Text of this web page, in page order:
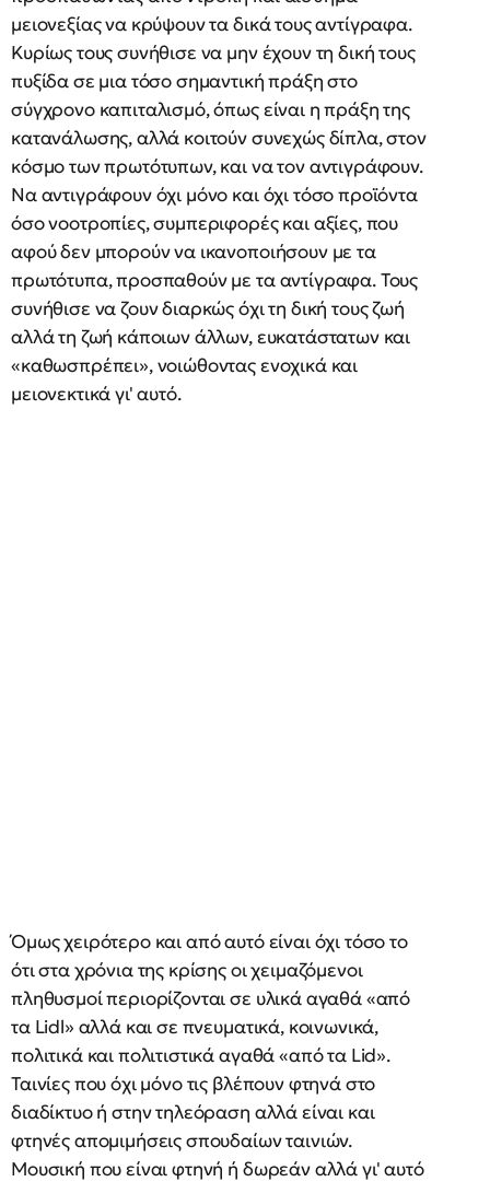
μειονεξίας να κρύψουν τα δικά τους αντίγραφα.
Κυρίως τους συνήθισε να μην έχουν τη δική τους
πυξίδα σε μια τόσο σημαντική πράξη στο
σύγχρονο καπιταλισμό, όπως είναι η πράξη της
κατανάλωσης, αλλά κοιτούν συνεχώς δίπλα, στον
κόσμο των πρωτότυπων, και να τον αντιγράφουν.
Να αντιγράφουν όχι μόνο και όχι τόσο προϊόντα
όσο νοοτροπίες, συμπεριφορές και αξίες, που
αφού δεν μπορούν να ικανοποιήσουν με τα
πρωτότυπα, προσπαθούν με τα αντίγραφα. Τους
συνήθισε να ζουν διαρκώς όχι τη δική τους ζωή
αλλά τη ζωή κάποιων άλλων, ευκατάστατων και
«καθωσπρέπει», νοιώθοντας ενοχικά και
μειονεκτικά γι' αυτό.
Όμως χειρότερο και από αυτό είναι όχι τόσο το
ότι στα χρόνια της κρίσης οι χειμαζόμενοι
πληθυσμοί περιορίζονται σε υλικά αγαθά «από
τα Lidl» αλλά και σε πνευματικά, κοινωνικά,
πολιτικά και πολιτιστικά αγαθά «από τα Lid».
Ταινίες που όχι μόνο τις βλέπουν φτηνά στο
διαδίκτυο ή στην τηλεόραση αλλά είναι και
φτηνές απομιμήσεις σπουδαίων ταινιών.
Μουσική που είναι φτηνή ή δωρεάν αλλά γι' αυτό